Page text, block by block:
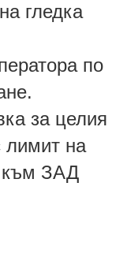
гледка
по
за целия
лимит на
към ЗАД